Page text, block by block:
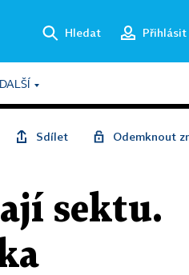
Hledat Přihlásit
DALŠÍ
Sdílet Odemknout
sektu.